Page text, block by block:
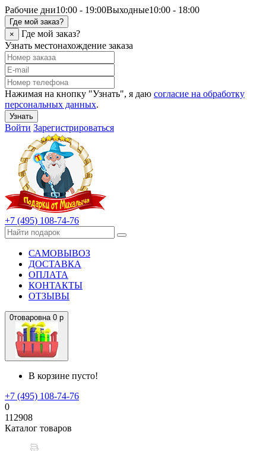
Рабочие дни10:00 - 19:00Выходные10:00 - 18:00
Где мой заказ?
×
Где мой заказ?
Узнать местонахождение заказа
Нажимая на кнопку "Узнать", я даю согласие на обработку
персональных данных.
Узнать
Войти Зарегистрироваться
+7 (495) 108-74-76
САМОВЫВОЗ
ДОСТАВКА
ОПЛАТА
КОНТАКТЫ
ОТЗЫВЫ
0товаровна 0 р
В корзине пусто!
+7 (495) 108-74-76
0
112908
Каталог товаров